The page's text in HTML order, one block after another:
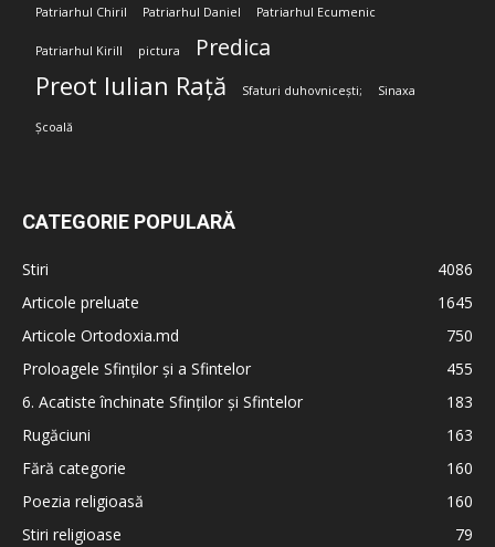
Patriarhul Chiril Patriarhul Daniel Patriarhul Ecumenic
Patriarhul Kirill pictura Predica
Preot Iulian Rață Sfaturi duhovnicești; Sinaxa
Școală
CATEGORIE POPULARĂ
Stiri
4086
Articole preluate
1645
Articole Ortodoxia.md
750
Proloagele Sfinților și a Sfintelor
455
6. Acatiste închinate Sfinților și Sfintelor
183
Rugăciuni
163
Fără categorie
160
Poezia religioasă
160
Stiri religioase
79